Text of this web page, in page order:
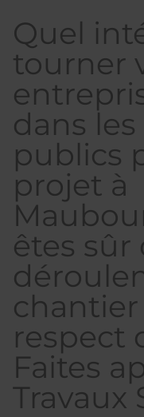
Quel
tourner
dans
publics
projet à
êtes sûr
respect
Faites
Travaux